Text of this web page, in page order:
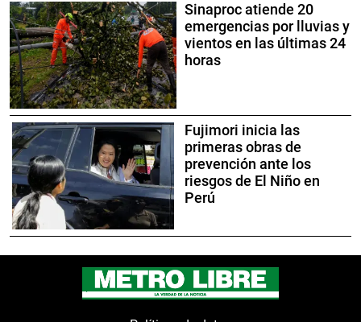
Sinaproc atiende 20
emergencias por lluvias y
vientos en las últimas 24
horas
Fujimori inicia las
primeras obras de
prevención ante los
riesgos de El Niño en
Perú